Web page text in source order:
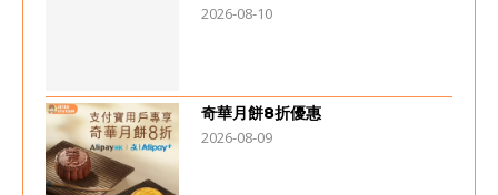
2026-08-10
奇華月餅8折優惠
2026-08-09